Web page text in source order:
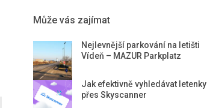
Může vás zajímat
Nejlevnější parkování na letišti
Vídeň – MAZUR Parkplatz
Jak efektivně vyhledávat letenky
přes Skyscanner